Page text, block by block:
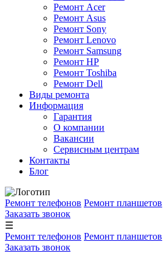
Ремонт Acer
Ремонт Asus
Ремонт Sony
Ремонт Lenovo
Ремонт Samsung
Ремонт HP
Ремонт Toshiba
Ремонт Dell
Виды ремонта
Информация
Гарантия
О компании
Вакансии
Сервисным центрам
Контакты
Блог
Ремонт телефонов Ремонт планшетов
Заказать звонок
☰
Ремонт телефонов Ремонт планшетов
Заказать звонок